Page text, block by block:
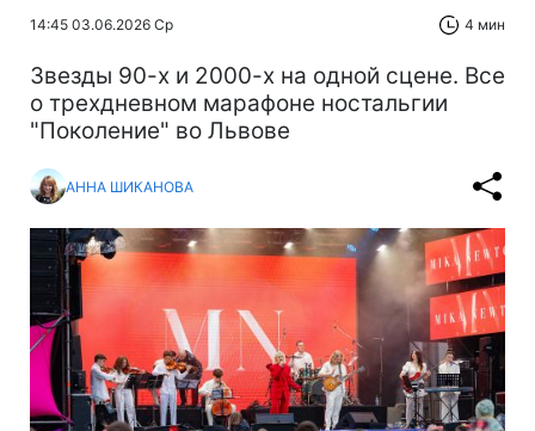
14:45 03.06.2026 Ср 4 мин
Звезды 90-х и 2000-х на одной сцене. Все
о трехдневном марафоне ностальгии
"Поколение" во Львове
АННА ШИКАНОВА